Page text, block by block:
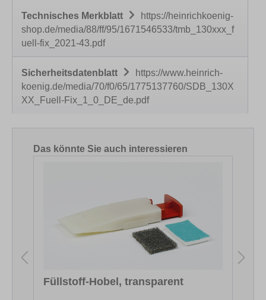
Technisches Merkblatt
https://heinrichkoenig-
shop.de/media/88/ff/95/1671546533/tmb_130xxx_f
uell-fix_2021-43.pdf
Sicherheitsdatenblatt
https://www.heinrich-
koenig.de/media/70/f0/65/1775137760/SDB_130X
XX_Fuell-Fix_1_0_DE_de.pdf
Produktgalerie überspringen
Das könnte Sie auch interessieren
Füllstoff-Hobel, transparent